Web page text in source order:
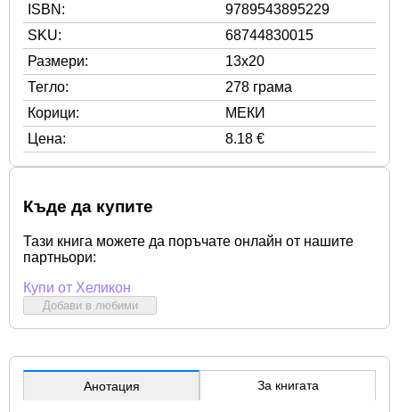
ISBN:
9789543895229
SKU:
68744830015
Размери:
13x20
Тегло:
278 грама
Корици:
МЕКИ
Цена:
8.18 €
Къде да купите
Тази книга можете да поръчате онлайн от нашите
партньори:
Купи от Хеликон
Добави в любими
Анотация За книгата